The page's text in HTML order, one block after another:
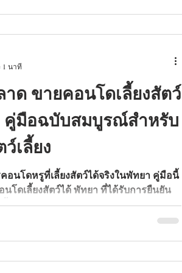
าด ขายคอนโดเลี้ยงสัตว์
คู่มือฉบับสมบูรณ์สำหรับ
เลี้ยง
คอนโดหรูที่เลี้ยงสัตว์ได้จริงในพัทยา คู่มือนี้
โดเลี้ยงสัตว์ได้ พัทยา ที่ได้รับการยืนยัน
โครงการ รีเฟลคชัน(Reflection) และ
(The Riviera)
1 นาที